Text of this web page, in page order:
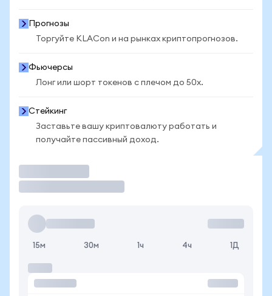
Прогнозы
Торгуйте KLACon и на рынках криптопрогнозов.
Фьючерсы
Лонг или шорт токенов с плечом до 50x.
Стейкинг
Заставьте вашу криптовалюту работать и
получайте пассивный доход.
15м 30м 1ч 4ч 1Д